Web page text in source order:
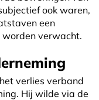
ook waren,
een
verwacht.
verlies verband
Hij wilde via de